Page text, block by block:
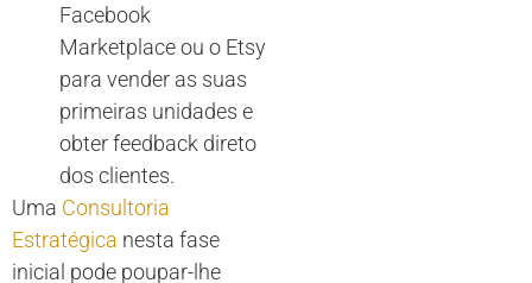
Facebook
Marketplace ou o Etsy
para vender as suas
primeiras unidades e
obter feedback direto
dos clientes.
Uma Consultoria
Estratégica nesta fase
inicial pode poupar-lhe